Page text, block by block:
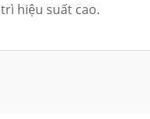
trì hiệu suất cao.